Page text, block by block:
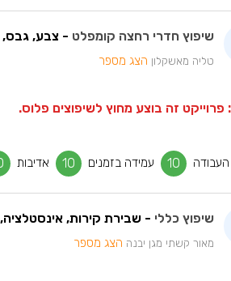
שיפוץ חדרי רחצה קומפלט - צבע, גבס,
טליה מאשקלון הצג מספר
זה בוצע מחוץ לשיפוצים פלוס.
העבודה 10 עמידה בזמנים 10 אדיבות
שיפוץ כללי - שבירת קירות,
מאור קשתי מגן יבנה הצג מספר